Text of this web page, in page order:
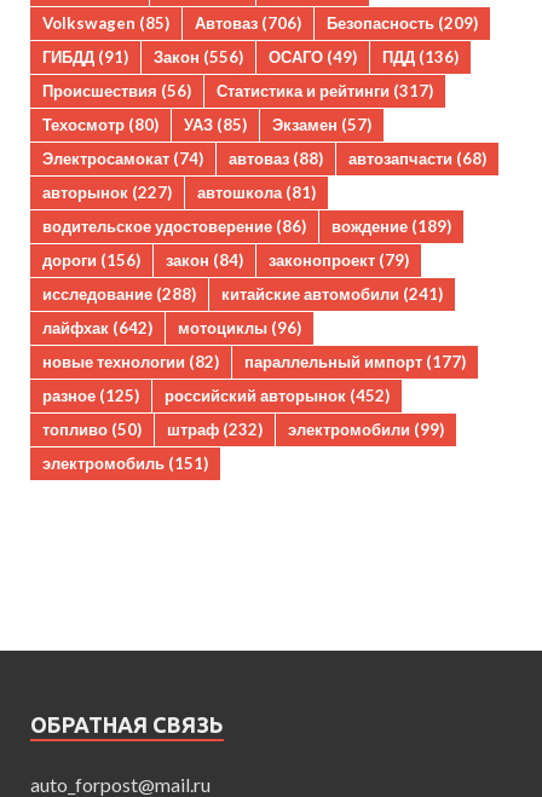
Volkswagen (85) Автоваз (706) Безопасность (209)
ГИБДД (91) Закон (556) ОСАГО (49) ПДД (136)
Происшествия (56) Статистика и рейтинги (317)
Техосмотр (80) УАЗ (85) Экзамен (57)
Электросамокат (74) автоваз (88) автозапчасти (68)
авторынок (227) автошкола (81)
водительское удостоверение (86) вождение (189)
дороги (156) закон (84) законопроект (79)
исследование (288) китайские автомобили (241)
лайфхак (642) мотоциклы (96)
новые технологии (82) параллельный импорт (177)
разное (125) российский авторынок (452)
топливо (50) штраф (232) электромобили (99)
электромобиль (151)
ОБРАТНАЯ СВЯЗЬ
auto_forpost@mail.ru